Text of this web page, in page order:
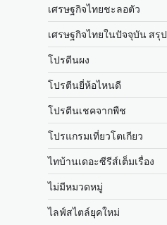
เศรษฐกิจไทยชะลอตัว
เศรษฐกิจไทยในปัจจุบัน สรุป
โปรตีนผง
โปรตีนยี่ห้อไหนดี
โปรตีนเชคจากพืช
โปรแกรมเที่ยวโตเกียว
ไทบ้านเดอะซีรีส์เต็มเรื่อง
ไม่มีหมวดหมู่
ไลฟ์สไตล์ยุคใหม่